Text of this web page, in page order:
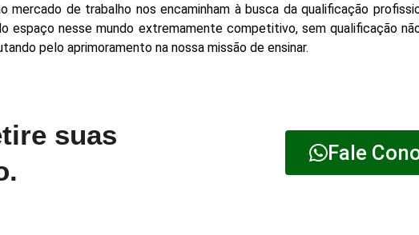
de trabalho nos encaminham à busca da qualificação
nesse mundo extremamente competitivo, sem qualificação
pelo aprimoramento na nossa missão de ensinar.
suas
Fale